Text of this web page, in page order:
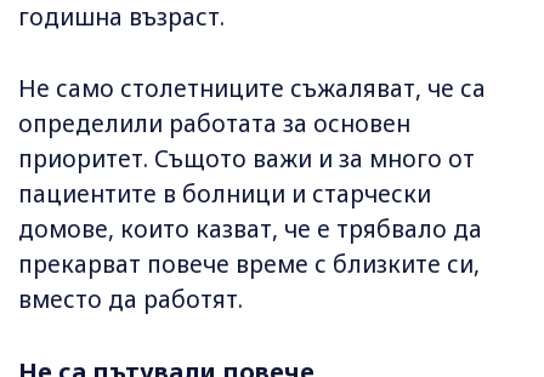
годишна възраст.
Не само столетниците съжаляват, че са
определили работата за основен
приоритет. Същото важи и за много от
пациентите в болници и старчески
домове, които казват, че е трябвало да
прекарват повече време с близките си,
вместо да работят.